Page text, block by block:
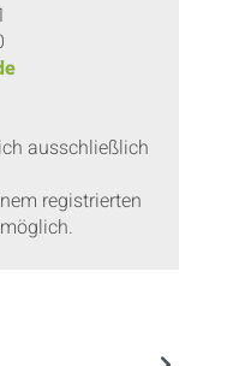
ausschließlich
registrierten